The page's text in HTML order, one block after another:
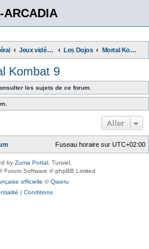
ARCADIA
Jeux vidéo d'arcade Les Dojos Mortal Kombat 9
Kombat 9
les sujets de ce forum.
Aller
Fuseau horaire sur UTC+02:00
by Zuma Portal , Turaiel,
Forum Software © phpBB Limited
officielle ©Qiaeru
| Conditions